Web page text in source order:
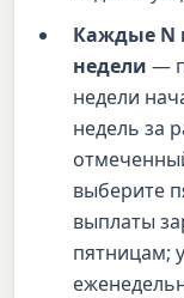
Каждые N
недели —
недели
недель за
выберите
выплаты
пятницам;